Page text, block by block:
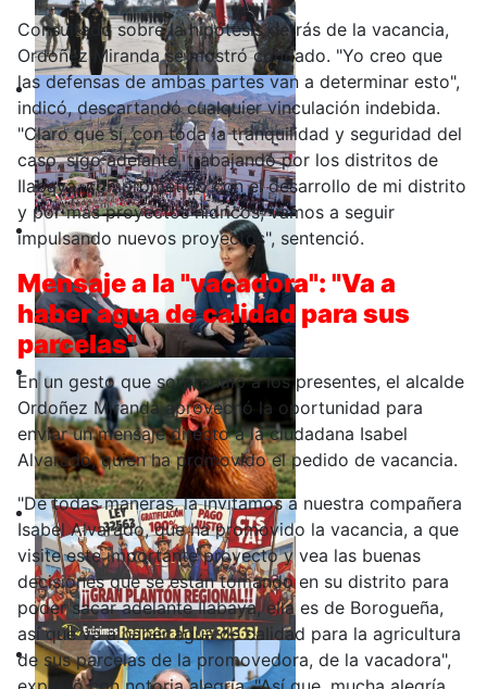
Consultado sobre la hipótesis detrás de la vacancia,
Ordoñez Miranda se mostró confiado. "Yo creo que
las defensas de ambas partes van a determinar esto",
indicó, descartando cualquier vinculación indebida.
"Claro que sí, con toda la tranquilidad y seguridad del
caso, sigo adelante, trabajando por los distritos de
Ilabaya, comprometido con el desarrollo de mi distrito
y por más proyectos hídricos, vamos a seguir
impulsando nuevos proyectos", sentenció.
Mensaje a la "vacadora": "Va a
haber agua de calidad para sus
parcelas"
En un gesto que sorprendió a los presentes, el alcalde
Ordoñez Miranda aprovechó la oportunidad para
enviar un mensaje directo a la ciudadana Isabel
Alvarado, quien ha promovido el pedido de vacancia.
"De todas maneras, la invitamos a nuestra compañera
Isabel Alvarado, que ha promovido la vacancia, a que
visite este importante proyecto y vea las buenas
decisiones que se están tomando en su distrito para
poder sacar adelante Ilabaya, ella es de Borogueña,
así que va a haber agua de calidad para la agricultura
de sus parcelas de la promovedora, de la vacadora",